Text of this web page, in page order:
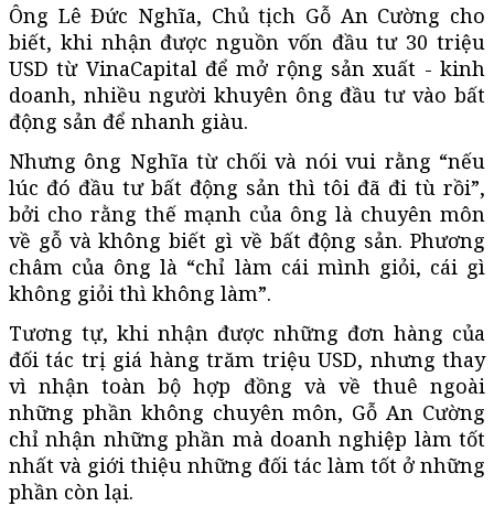
Ông Lê Đức Nghĩa, Chủ tịch Gỗ An Cường cho
biết, khi nhận được nguồn vốn đầu tư 30 triệu
USD từ VinaCapital để mở rộng sản xuất - kinh
doanh, nhiều người khuyên ông đầu tư vào bất
động sản để nhanh giàu.
Nhưng ông Nghĩa từ chối và nói vui rằng “nếu
lúc đó đầu tư bất động sản thì tôi đã đi tù rồi”,
bởi cho rằng thế mạnh của ông là chuyên môn
về gỗ và không biết gì về bất động sản. Phương
châm của ông là “chỉ làm cái mình giỏi, cái gì
không giỏi thì không làm”.
Tương tự, khi nhận được những đơn hàng của
đối tác trị giá hàng trăm triệu USD, nhưng thay
vì nhận toàn bộ hợp đồng và về thuê ngoài
những phần không chuyên môn, Gỗ An Cường
chỉ nhận những phần mà doanh nghiệp làm tốt
nhất và giới thiệu những đối tác làm tốt ở những
phần còn lại.